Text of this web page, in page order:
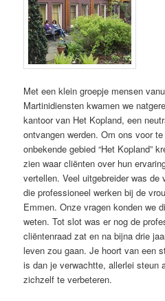
Met een klein groepje mensen
Martinidiensten kwamen we
kantoor van Het Kopland, een
ontvangen werden. Om ons voor
onbekende gebied “Het Kopland”
zien waar cliënten over hun
vertellen. Veel uitgebreider was de
die professioneel werken bij de
Emmen. Onze vragen konden we
weten. Tot slot was er nog de
cliëntenraad zat en na bijna drie
leven zou gaan. Je hoort van een
is dan je verwachtte, allerlei steun
zichzelf te verbeteren.